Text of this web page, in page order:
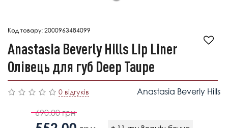
Код товару:2000963484099
Anastasia Beverly Hills Lip Liner
Олівець для губ Deep Taupe
0 відгуків
Anastasia Beverly Hills
690.00 грн